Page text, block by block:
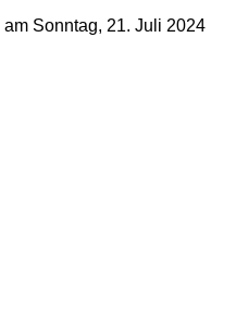
am Sonntag, 21. Juli 2024